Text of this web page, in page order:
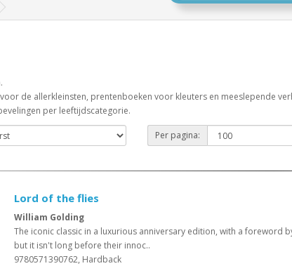
de allerkleinsten, prentenboeken voor kleuters en meeslepende
per leeftijdscategorie.
Per pagina:
Lord of the flies
William Golding
The iconic classic in a luxurious anniversary edition, with a foreword
but it isn't long before their innoc..
9780571390762, Hardback